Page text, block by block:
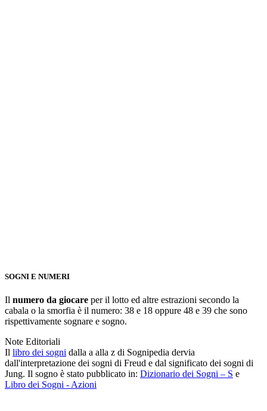
SOGNI E NUMERI
Il numero da giocare per il lotto ed altre estrazioni secondo la
cabala o la smorfia è il numero: 38 e 18 oppure 48 e 39 che sono
rispettivamente sognare e sogno.
Note Editoriali
Il libro dei sogni dalla a alla z di Sognipedia dervia
dall'interpretazione dei sogni di Freud e dal significato dei sogni di
Jung. Il sogno è stato pubblicato in: Dizionario dei Sogni – S e
Libro dei Sogni - Azioni